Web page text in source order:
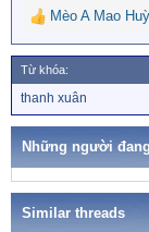
R
e
a
c
t
o
s
Mèo A Mao
Từ khóa:
ừ
k
thanh xuân
Những người
Similar threads